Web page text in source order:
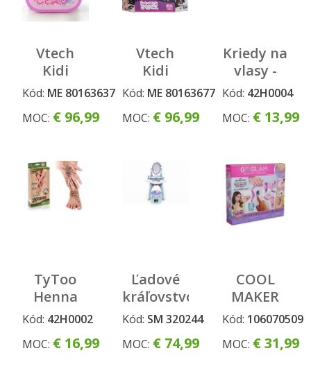
Vtech
Kidi
Secret
Môj tajný
Kód: ME 80163637
MOC: € 96,99
Vtech
Kidi
Secret
Môj tajný
(SK)
Kód: ME 80163677
MOC: € 96,99
Kriedy na
vlasy -
Rainbow
Kód: 42H0004
MOC: € 13,99
TyToo
Henna
Hand&Foot
Kód: 42H0002
MOC: € 16,99
Ľadové
kráľovstvo
2
stolík 2v1
Kód: SM 320244
MOC: € 74,99
COOL
MAKER
NECHTOVÝ
POTLAČMI
Kód: 106070509
MOC: € 31,99